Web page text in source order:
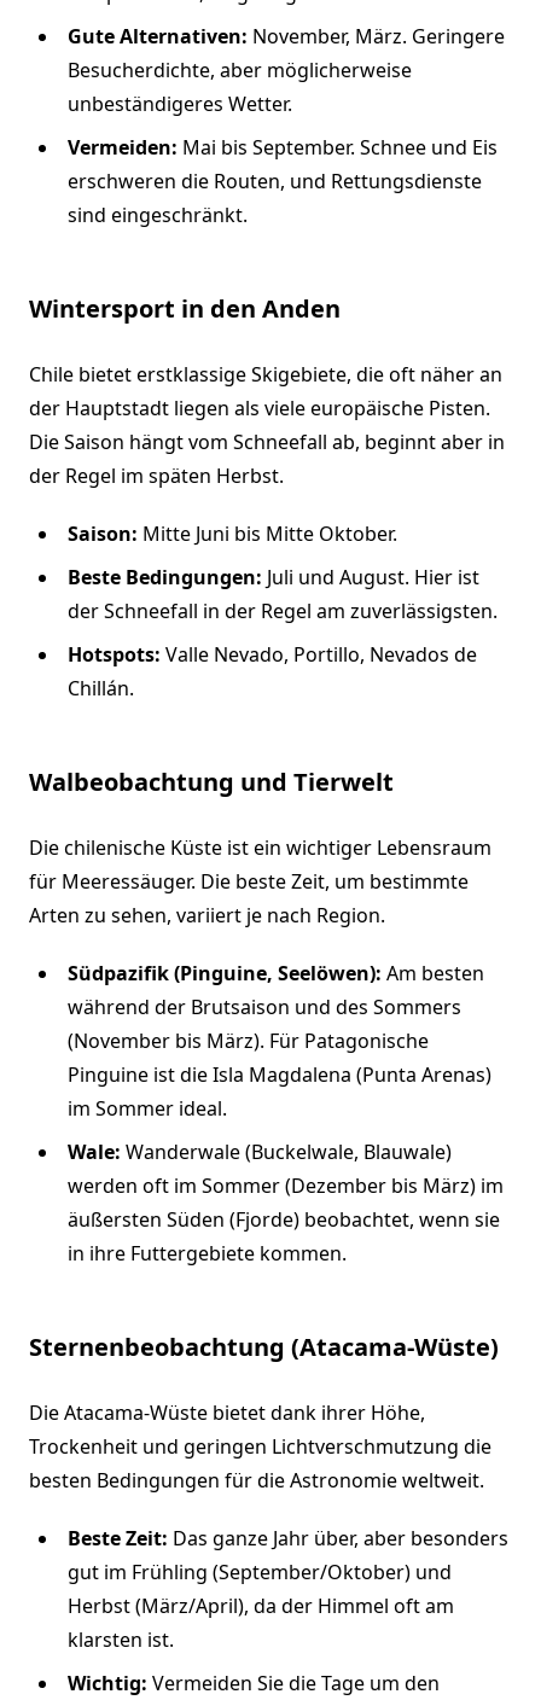
Gute Alternativen: November, März. Geringere
Besucherdichte, aber möglicherweise
unbeständigeres Wetter.
Vermeiden: Mai bis September. Schnee und Eis
erschweren die Routen, und Rettungsdienste
sind eingeschränkt.
Wintersport in den Anden
Chile bietet erstklassige Skigebiete, die oft näher an
der Hauptstadt liegen als viele europäische Pisten.
Die Saison hängt vom Schneefall ab, beginnt aber in
der Regel im späten Herbst.
Saison: Mitte Juni bis Mitte Oktober.
Beste Bedingungen: Juli und August. Hier ist
der Schneefall in der Regel am zuverlässigsten.
Hotspots: Valle Nevado, Portillo, Nevados de
Chillán.
Walbeobachtung und Tierwelt
Die chilenische Küste ist ein wichtiger Lebensraum
für Meeressäuger. Die beste Zeit, um bestimmte
Arten zu sehen, variiert je nach Region.
Südpazifik (Pinguine, Seelöwen): Am besten
während der Brutsaison und des Sommers
(November bis März). Für Patagonische
Pinguine ist die Isla Magdalena (Punta Arenas)
im Sommer ideal.
Wale: Wanderwale (Buckelwale, Blauwale)
werden oft im Sommer (Dezember bis März) im
äußersten Süden (Fjorde) beobachtet, wenn sie
in ihre Futtergebiete kommen.
Sternenbeobachtung (Atacama-Wüste)
Die Atacama-Wüste bietet dank ihrer Höhe,
Trockenheit und geringen Lichtverschmutzung die
besten Bedingungen für die Astronomie weltweit.
Beste Zeit: Das ganze Jahr über, aber besonders
gut im Frühling (September/Oktober) und
Herbst (März/April), da der Himmel oft am
klarsten ist.
Wichtig: Vermeiden Sie die Tage um den